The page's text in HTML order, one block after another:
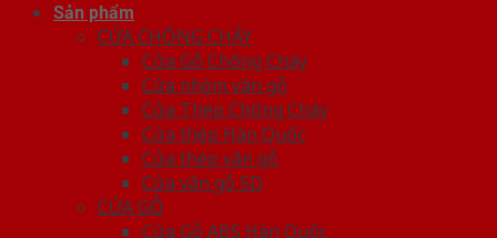
Sản phẩm
CỬA CHỐNG CHÁY
Cửa Gỗ Chống Cháy
Cửa nhôm vân gỗ
Cửa Thép Chống Cháy
Cửa thép Hàn Quốc
Cửa thép vân gỗ
Cửa vân gỗ 5D
CỬA GỖ
Cửa Gỗ ABS Hàn Quốc